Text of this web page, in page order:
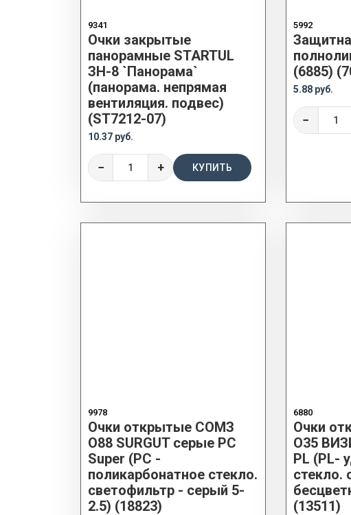
9341
Очки закрытые
панорамные STARTUL
ЗН-8 `Панорама`
(панорама. непрямая
вентиляция. подвес)
(ST7212-07)
10.37 руб.
− + КУПИТЬ
5992
(6885)
5.88 руб.
−
9978
Очки открытые СОМЗ
О88 SURGUT серые PC
Super (РС -
поликарбонатное стекло.
светофильтр - серый 5-
2.5) (18823)
6880
Очки
О35
PL (PL-
стекло.
(13511)